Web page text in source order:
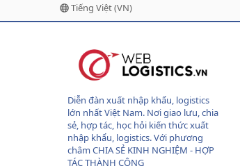
Tiếng Việt (VN)
Diễn đàn xuất nhập khẩu, logistics
lớn nhất Việt Nam. Nơi giao lưu, chia
sẻ, hợp tác, học hỏi kiến thức xuất
nhập khẩu, logistics. Với phương
châm CHIA SẺ KINH NGHIỆM - HỢP
TÁC THÀNH CÔNG